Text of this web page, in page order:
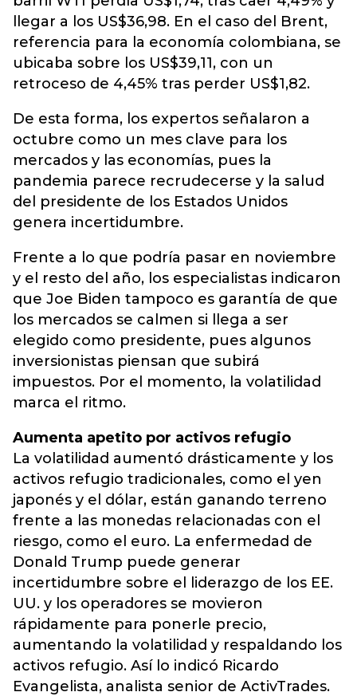
llegar a los US$36,98. En el caso del Brent,
referencia para la economía colombiana, se
ubicaba sobre los US$39,11, con un
retroceso de 4,45% tras perder US$1,82.
De esta forma, los expertos señalaron a
octubre como un mes clave para los
mercados y las economías, pues la
pandemia parece recrudecerse y la salud
del presidente de los Estados Unidos
genera incertidumbre.
Frente a lo que podría pasar en noviembre
y el resto del año, los especialistas indicaron
que Joe Biden tampoco es garantía de que
los mercados se calmen si llega a ser
elegido como presidente, pues algunos
inversionistas piensan que subirá
impuestos. Por el momento, la volatilidad
marca el ritmo.
Aumenta apetito por activos refugio
La volatilidad aumentó drásticamente y los
activos refugio tradicionales, como el yen
japonés y el dólar, están ganando terreno
frente a las monedas relacionadas con el
riesgo, como el euro. La enfermedad de
Donald Trump puede generar
incertidumbre sobre el liderazgo de los EE.
UU. y los operadores se movieron
rápidamente para ponerle precio,
aumentando la volatilidad y respaldando los
activos refugio. Así lo indicó Ricardo
Evangelista, analista senior de ActivTrades.